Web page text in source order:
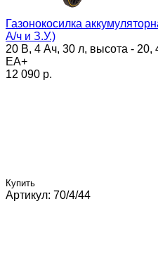
Газонокосилка
А/ч и З.У.)
20 В, 4 Ач, 30 л, высота -
ЕА+
12 090 p.
Купить
Артикул: 70/4/44